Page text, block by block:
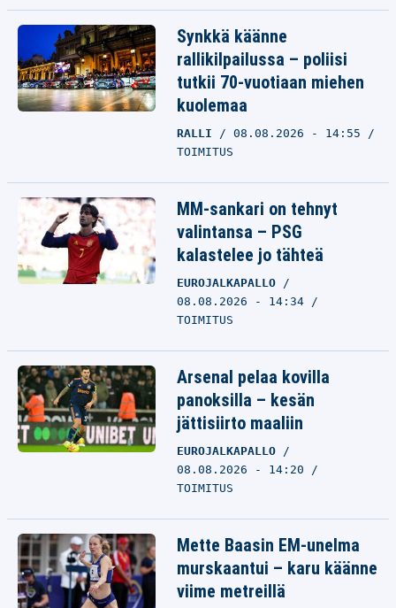
Synkkä käänne
rallikilpailussa – poliisi
tutkii 70-vuotiaan miehen
kuolemaa
RALLI
08.08.2026 - 14:55
TOIMITUS
MM-sankari on tehnyt
valintansa – PSG
kalastelee jo tähteä
EUROJALKAPALLO
08.08.2026 - 14:34
TOIMITUS
Arsenal pelaa kovilla
panoksilla – kesän
jättisiirto maaliin
EUROJALKAPALLO
08.08.2026 - 14:20
TOIMITUS
Mette Baasin EM-unelma
murskaantui – karu käänne
viime metreillä